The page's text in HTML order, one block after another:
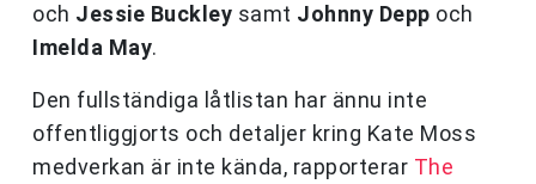
och Jessie Buckley samt Johnny Depp och
Imelda May.
Den fullständiga låtlistan har ännu inte
offentliggjorts och detaljer kring Kate Moss
medverkan är inte kända, rapporterar The